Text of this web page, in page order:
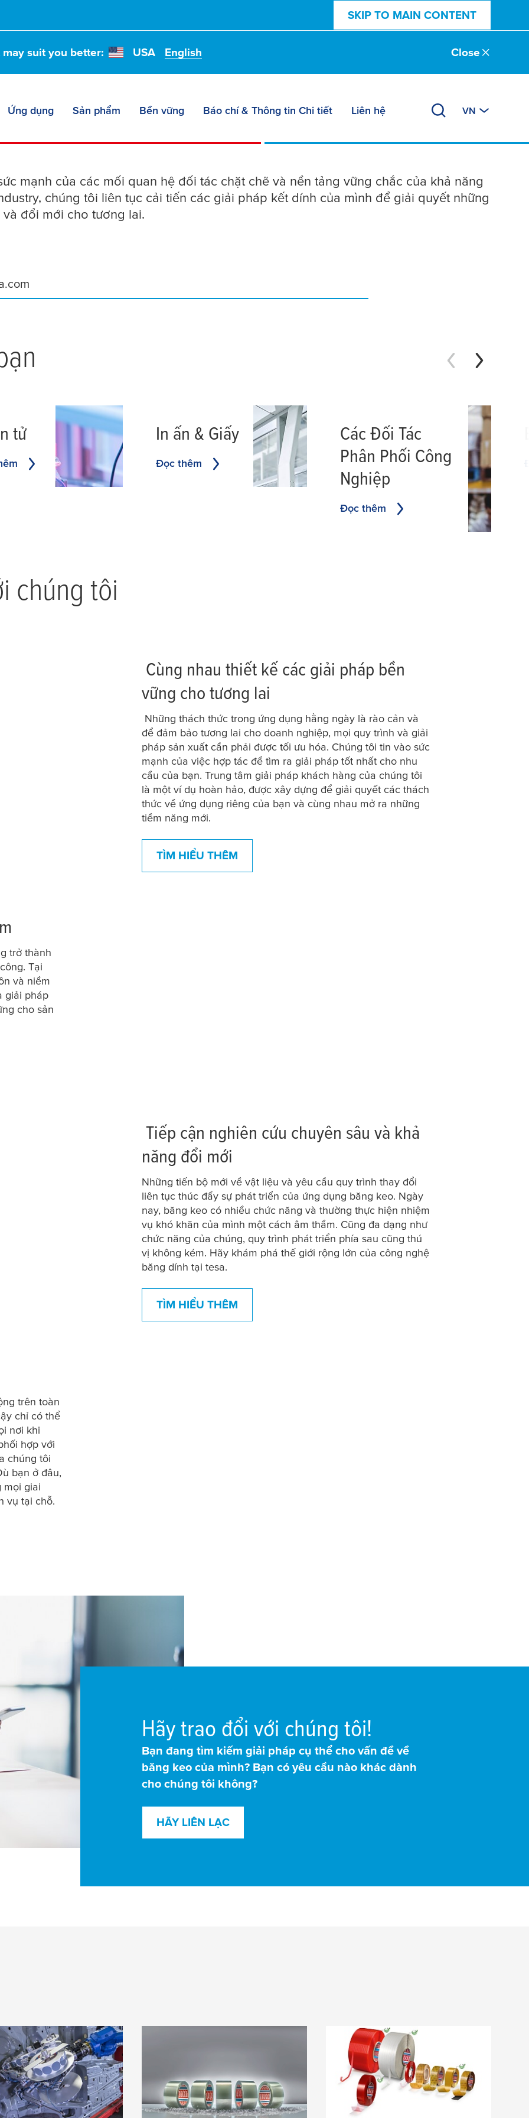
SKIP TO MAIN CONTENT
suit you better: USA English Close
Ứng dụng Sản phẩm Bền vững Báo chí & Thông tin Chi tiết Liên hệ VN
kết dính tesa ® cho thị trường công
mạnh của các mối quan hệ đối tác chặt chẽ và nền tảng vững chắc của khả năng
chúng tôi liên tục cải tiến các giải pháp kết dính của mình để giải quyết những
đổi mới cho tương lai.
tử In ấn & Giấy
Đọc thêm
Các Đối Tác
Phân Phối Công
Nghiệp
Đọc thêm
chúng tôi
Cùng nhau thiết kế các giải pháp bền
vững cho tương lai
Những thách thức trong ứng dụng hằng ngày là rào cản và
để đảm bảo tương lai cho doanh nghiệp, mọi quy trình và giải
pháp sản xuất cần phải được tối ưu hóa. Chúng tôi tin vào sức
mạnh của việc hợp tác để tìm ra giải pháp tốt nhất cho nhu
cầu của bạn. Trung tâm giải pháp khách hàng của chúng tôi
là một ví dụ hoàn hảo, được xây dựng để giải quyết các thách
thức về ứng dụng riêng của bạn và cùng nhau mở ra những
tiềm năng mới.
TÌM HIỂU THÊM
trở thành
Tại
và niềm
giải pháp
cho sản
Tiếp cận nghiên cứu chuyên sâu và khả
năng đổi mới
Những tiến bộ mới về vật liệu và yêu cầu quy trình thay đổi
liên tục thúc đẩy sự phát triển của ứng dụng băng keo. Ngày
nay, băng keo có nhiều chức năng và thường thực hiện nhiệm
vụ khó khăn của mình một cách âm thầm. Cũng đa dạng như
chức năng của chúng, quy trình phát triển phía sau cũng thú
vị không kém. Hãy khám phá thế giới rộng lớn của công nghệ
băng dính tại tesa.
TÌM HIỂU THÊM
trên toàn
chỉ có thể
nơi khi
hợp với
chúng tôi
bạn ở đâu,
mọi giai
vụ tại chỗ.
Hãy trao đổi với chúng tôi!
Bạn đang tìm kiếm giải pháp cụ thể cho vấn đề về
băng keo của mình? Bạn có yêu cầu nào khác dành
cho chúng tôi không?
HÃY LIÊN LẠC
băng
thay vì các
cắm
bền vững:tesa®
60412 – Băng keo
Danh mục Nhóm
4965